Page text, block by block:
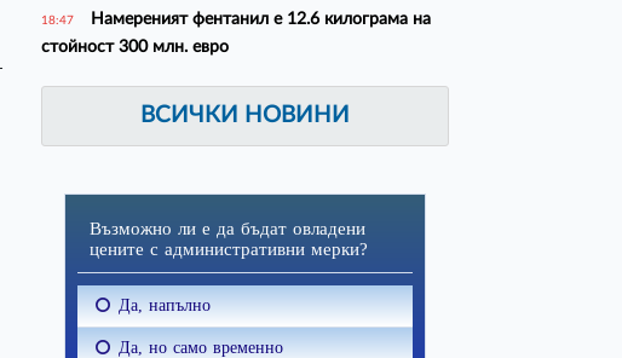
18:47
Намереният фентанил е 12.6 килограма на
стойност 300 млн. евро
ВСИЧКИ НОВИНИ